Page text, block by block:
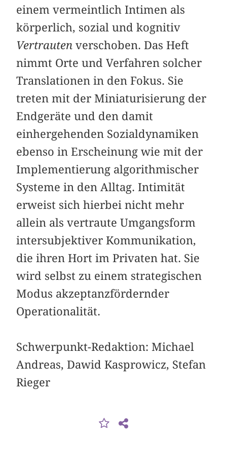
einem vermeintlich Intimen als
körperlich, sozial und kognitiv
Vertrauten verschoben. Das Heft
nimmt Orte und Verfahren solcher
Translationen in den Fokus. Sie
treten mit der Miniaturisierung der
Endgeräte und den damit
einhergehenden Sozialdynamiken
ebenso in Erscheinung wie mit der
Implementierung algorithmischer
Systeme in den Alltag. Intimität
erweist sich hierbei nicht mehr
allein als vertraute Umgangsform
intersubjektiver Kommunikation,
die ihren Hort im Privaten hat. Sie
wird selbst zu einem strategischen
Modus akzeptanzfördernder
Operationalität.
Schwerpunkt-Redaktion: Michael
Andreas, Dawid Kasprowicz, Stefan
Rieger